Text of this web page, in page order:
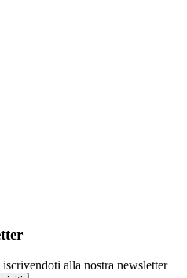
alla nostra newsletter